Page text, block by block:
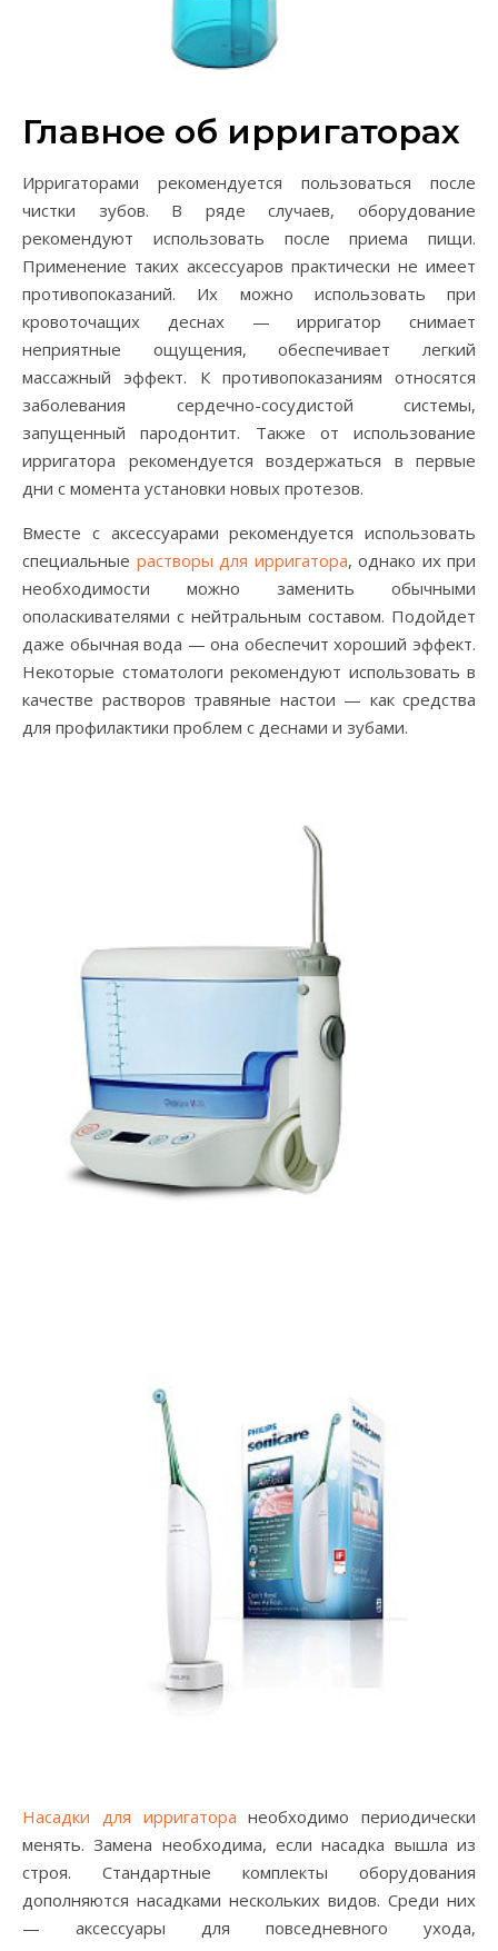
Главное об ирригаторах
Ирригаторами рекомендуется пользоваться после
чистки зубов. В ряде случаев, оборудование
рекомендуют использовать после приема пищи.
Применение таких аксессуаров практически не имеет
противопоказаний. Их можно использовать при
кровоточащих деснах — ирригатор снимает
неприятные ощущения, обеспечивает легкий
массажный эффект. К противопоказаниям относятся
заболевания сердечно-сосудистой системы,
запущенный пародонтит. Также от использование
ирригатора рекомендуется воздержаться в первые
дни с момента установки новых протезов.
Вместе с аксессуарами рекомендуется использовать
специальные растворы для ирригатора, однако их при
необходимости можно заменить обычными
ополаскивателями с нейтральным составом. Подойдет
даже обычная вода — она обеспечит хороший эффект.
Некоторые стоматологи рекомендуют использовать в
качестве растворов травяные настои — как средства
для профилактики проблем с деснами и зубами.
Насадки для ирригатора необходимо периодически
менять. Замена необходима, если насадка вышла из
строя. Стандартные комплекты оборудования
дополняются насадками нескольких видов. Среди них
— аксессуары для повседневного ухода,